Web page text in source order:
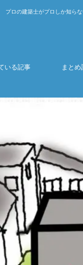
プロの建築士がプロしか知ら
いる記事 まと